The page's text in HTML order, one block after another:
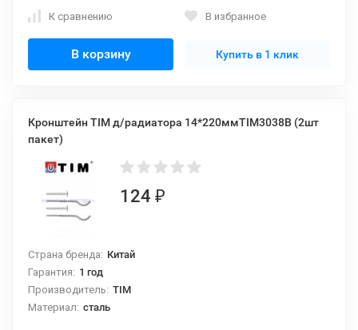
К сравнению В избранное
В корзину Купить в 1 клик
Кронштейн TIM д/радиатора 14*220ммTIM3038B (2шт
пакет)
124 ₽
Страна бренда: Китай
Гарантия: 1 год
Производитель: TIM
Материал: сталь